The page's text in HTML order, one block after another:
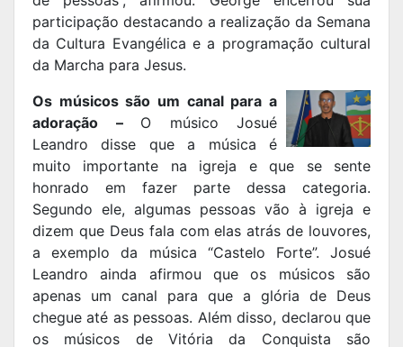
participação destacando a realização da Semana
da Cultura Evangélica e a programação cultural
da Marcha para Jesus.
Os músicos são um canal para a
adoração – O músico Josué
Leandro disse que a música é
muito importante na igreja e que se sente
honrado em fazer parte dessa categoria.
Segundo ele, algumas pessoas vão à igreja e
dizem que Deus fala com elas atrás de louvores,
a exemplo da música “Castelo Forte”. Josué
Leandro ainda afirmou que os músicos são
apenas um canal para que a glória de Deus
chegue até as pessoas. Além disso, declarou que
os músicos de Vitória da Conquista são